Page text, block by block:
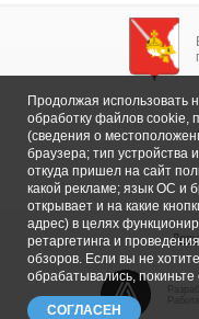
Продолжая использовать
обработку файлов cookie,
(сведения о
браузера; тип устройства
откуда пришел на сайт
какой рекламе; язык ОС и
открывает и на какие
адрес) в целях
ретаргетинга и
обзоров. Если вы не
обрабатывались, покиньте
СОГЛАСЕН